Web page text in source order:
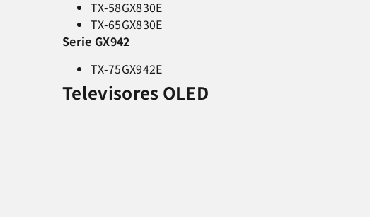
TX-58GX830E
TX-65GX830E
Serie GX942
TX-75GX942E
Televisores OLED